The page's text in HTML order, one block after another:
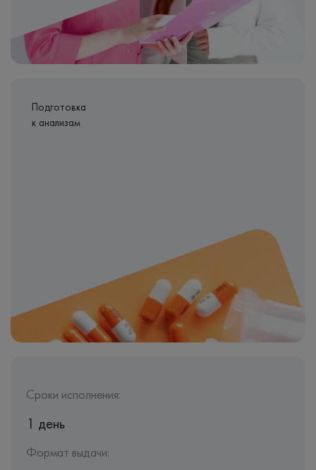
Подготовка
к анализам
Сроки исполнения:
1 день
Формат выдачи: